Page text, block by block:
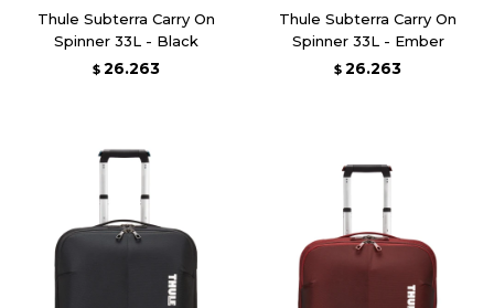
Thule Subterra Carry On
Spinner 33L - Black
$ 26.263
Thule Subterra Carry On
Spinner 33L - Ember
$ 26.263